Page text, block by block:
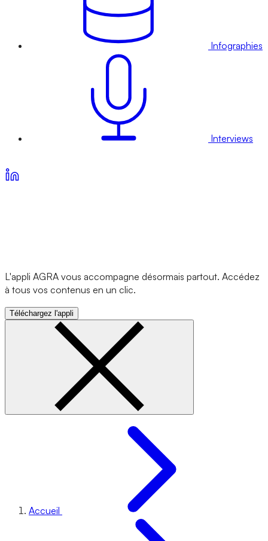
Infographies
Interviews
L'appli AGRA vous accompagne désormais partout. Accédez
à tous vos contenus en un clic.
Téléchargez l'appli
Accueil